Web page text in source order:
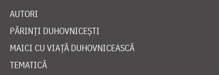
AUTORI
PĂRINȚI DUHOVNICEȘTI
MAICI CU VIAȚĂ DUHOVNICEASCĂ
TEMATICĂ